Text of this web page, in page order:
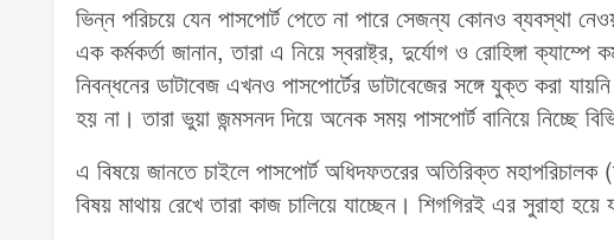
ভিন্ন পরিচয়ে যেন পাসপোর্ট পেতে না পারে সেজন্য কোনও ব্যবস্থা
এক কর্মকর্তা জানান, তারা এ নিয়ে স্বরাষ্ট্র, দুর্যোগ ও রোহিঙ্গা ক্যাম্পে
নিবন্ধনের ডাটাবেজ এখনও পাসপোর্টের ডাটাবেজের সঙ্গে যুক্ত করা
হয় না। তারা ভুয়া জন্মসনদ দিয়ে অনেক সময় পাসপোর্ট বানিয়ে নিচ্ছে
এ বিষয়ে জানতে চাইলে পাসপোর্ট অধিদফতরের অতিরিক্ত
বিষয় মাথায় রেখে তারা কাজ চালিয়ে যাচ্ছেন। শিগগিরই এর সুরাহা হয়ে